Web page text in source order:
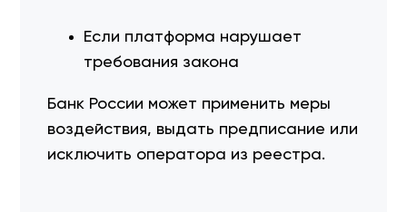
Если платформа нарушает
требования закона
Банк России может применить меры
воздействия, выдать предписание или
исключить оператора из реестра.